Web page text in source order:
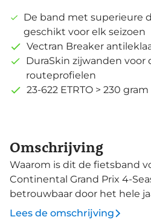
De band met superieure
geschikt voor elk seizoen
Vectran Breaker
DuraSkin zijwanden voor
routeprofielen
23-622 ETRTO > 230 gram
Omschrijving
Waarom is dit de fietsband
Continental Grand Prix 4-
betrouwbaar door het hele
voor zowel trainingen als
Lees de omschrijving